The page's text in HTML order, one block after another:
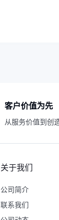
客户价值为先
从服务价值到创
关于我们
公司简介
联系我们